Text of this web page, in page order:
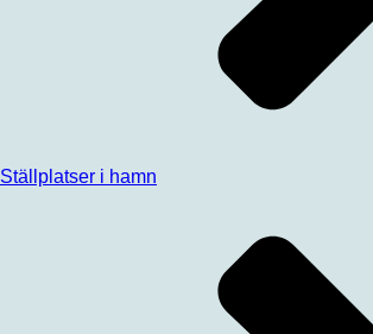
Ställplatser i hamn